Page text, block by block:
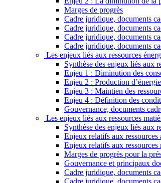
Marges de progrès
Cadre juridique, documents
Cadre juridique, documents
Cadre juridique, documents
Cadre juridique, documents
Les enjeux liés aux ressources
Synthèse des enjeux liés aux
Enjeu 1 : Diminution des
Enjeu 2 : Production
Enjeu 3 : Maintien des
Enjeu 4 : Définition des
Gouvernance, documents
Les enjeux liés aux ressources
Synthèse des enjeux liés aux
Enjeux relatifs aux ressources
Enjeux relatifs aux ressources
Marges de progrès pour la
Gouvernance et principaux
Cadre juridique, documents
Cadre juridique, documents